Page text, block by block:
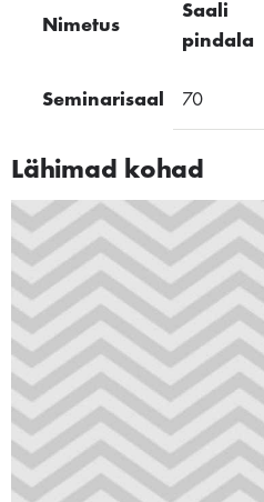
Nimetus
Saali
pindala
Seminarisaal 70
Lähimad kohad